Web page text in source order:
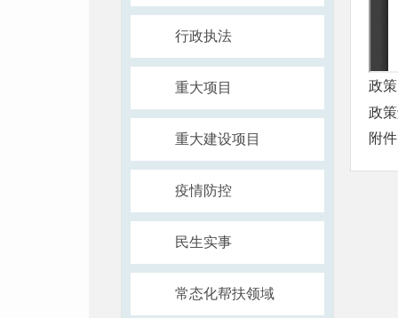
行政执法
重大项目
重大建设项目
疫情防控
民生实事
常态化帮扶领域
政
政
附